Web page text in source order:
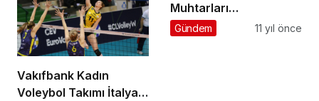
Vakıfbank Kadın
Voleybol Takımı İtalyan
Muhtarları
Cumhurbaşkanlığı
Gündem 11 yıl önce